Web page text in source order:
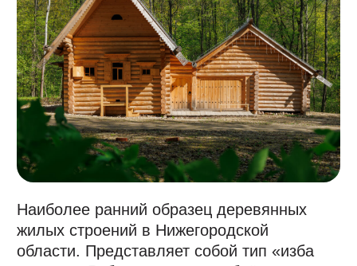
Торцы несущих тесовую кровлю слег
далеко вынесены вперёд и прикрывают
причелины с плоскорельефной резьбой
в виде полотенец на концах.